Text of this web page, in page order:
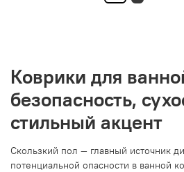
Коврики для
безопасность,
стильный акцент
Скользкий пол — главный источник
потенциальной опасности в ванной